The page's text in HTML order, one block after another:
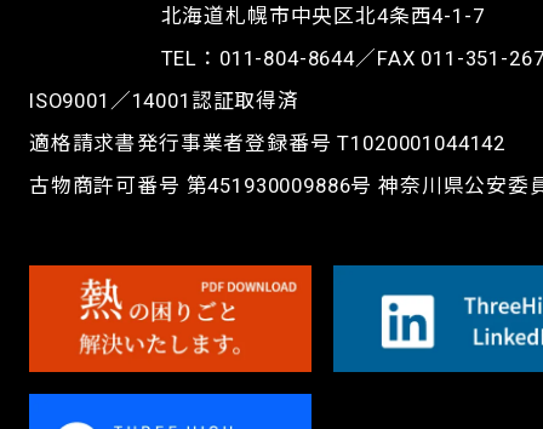
北海道札幌市中央区北4条西4-1-7
TEL： 011-804-8644／FAX 011-351-
ISO9001／14001認証取得済
適格請求書発行事業者登録番号 T1020001044142
古物商許可番号 第451930009886号 神奈川県公安委